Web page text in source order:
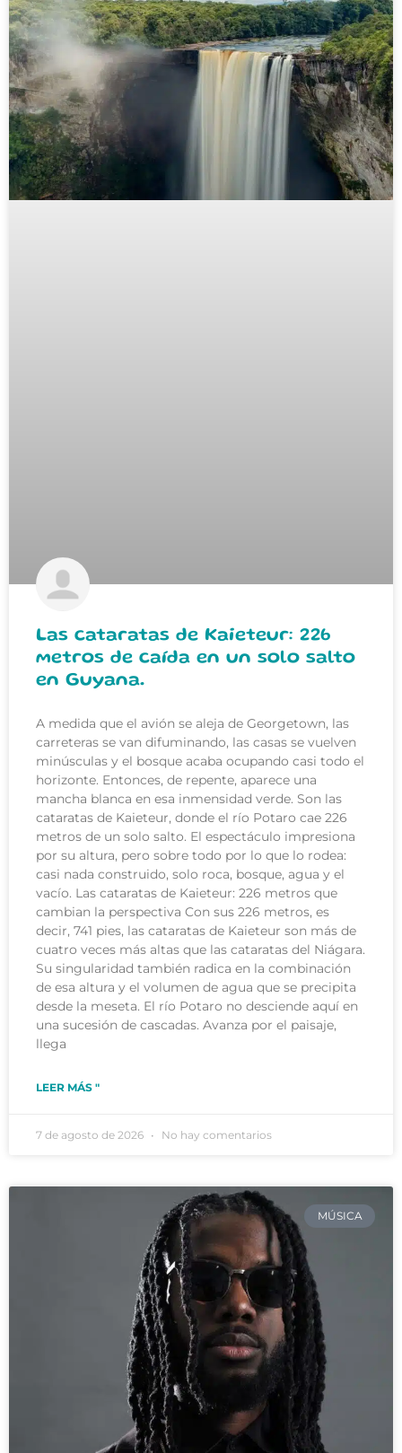
Las cataratas de Kaieteur: 226
metros de caída en un solo salto
en Guyana.
A medida que el avión se aleja de Georgetown, las
carreteras se van difuminando, las casas se vuelven
minúsculas y el bosque acaba ocupando casi todo el
horizonte. Entonces, de repente, aparece una
mancha blanca en esa inmensidad verde. Son las
cataratas de Kaieteur, donde el río Potaro cae 226
metros de un solo salto. El espectáculo impresiona
por su altura, pero sobre todo por lo que lo rodea:
casi nada construido, solo roca, bosque, agua y el
vacío. Las cataratas de Kaieteur: 226 metros que
cambian la perspectiva Con sus 226 metros, es
decir, 741 pies, las cataratas de Kaieteur son más de
cuatro veces más altas que las cataratas del Niágara.
Su singularidad también radica en la combinación
de esa altura y el volumen de agua que se precipita
desde la meseta. El río Potaro no desciende aquí en
una sucesión de cascadas. Avanza por el paisaje,
llega
LEER MÁS "
7 de agosto de 2026 No hay comentarios
MÚSICA